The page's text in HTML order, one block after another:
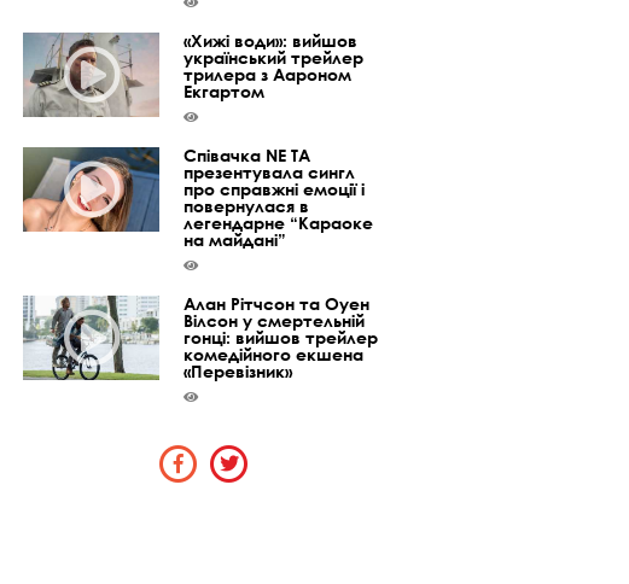
«Хижі води»: вийшов
український трейлер
трилера з Аароном
Екгартом
Співачка NE TA
презентувала сингл
про справжні емоції і
повернулася в
легендарне “Караоке
на майдані”
Алан Рітчсон та Оуен
Вілсон у смертельній
гонці: вийшов трейлер
комедійного екшена
«Перевізник»